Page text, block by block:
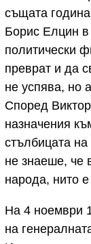
същата
Борис Елцин
политически
преврат и да
не успява, но
Според
назначения
стълбицата
не знаеше, че
народа, нито
На 4 ноември
на